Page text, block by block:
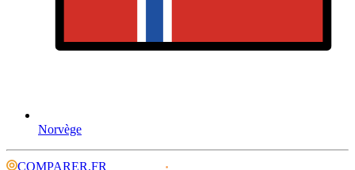
Norvège
COMPARER.FR